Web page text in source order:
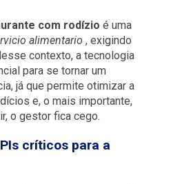
com rodízio é uma
alimentario , exigindo
contexto, a tecnologia
para se tornar um
já que permite otimizar a
e, o mais importante,
o gestor fica cego.
críticos para a